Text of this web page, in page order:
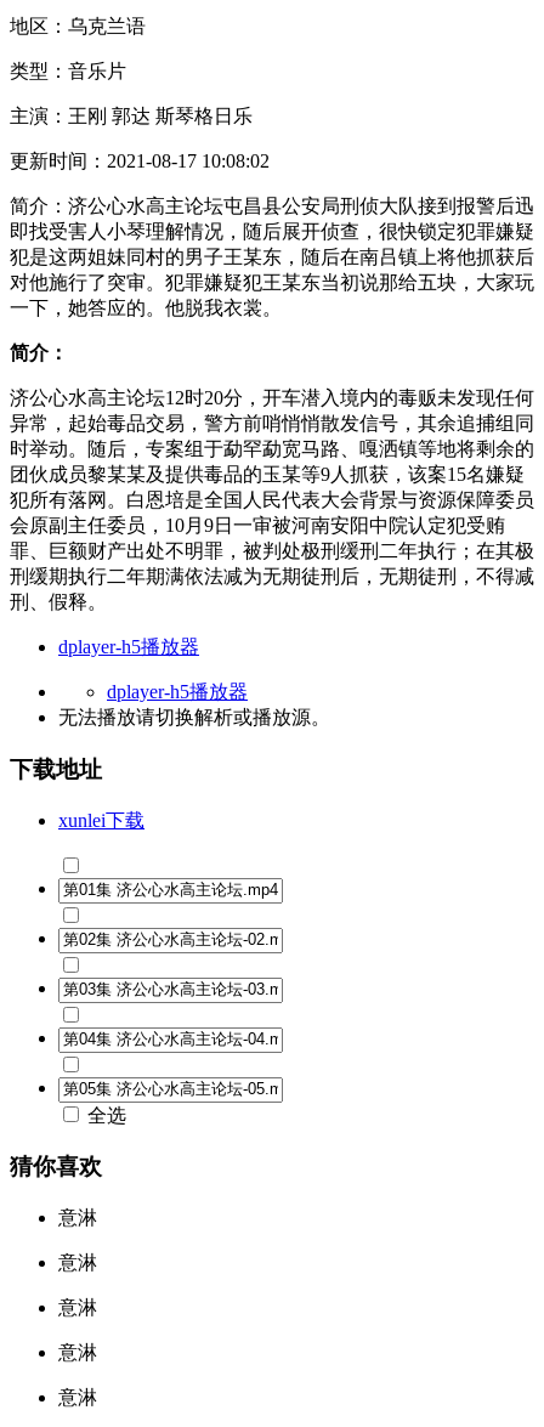
地区： 乌克兰语
类型： 音乐片
主演： 王刚 郭达 斯琴格日乐
更新时间： 2021-08-17 10:08:02
简介： 济公心水高主论坛屯昌县公安局刑侦大队接到报警后迅
即找受害人小琴理解情况，随后展开侦查，很快锁定犯罪嫌疑
犯是这两姐妹同村的男子王某东，随后在南吕镇上将他抓获后
对他施行了突审。犯罪嫌疑犯王某东当初说那给五块，大家玩
一下，她答应的。他脱我衣裳。
简介：
济公心水高主论坛12时20分，开车潜入境内的毒贩未发现任何
异常，起始毒品交易，警方前哨悄悄散发信号，其余追捕组同
时举动。随后，专案组于勐罕勐宽马路、嘎洒镇等地将剩余的
团伙成员黎某某及提供毒品的玉某等9人抓获，该案15名嫌疑
犯所有落网。白恩培是全国人民代表大会背景与资源保障委员
会原副主任委员，10月9日一审被河南安阳中院认定犯受贿
罪、巨额财产出处不明罪，被判处极刑缓刑二年执行；在其极
刑缓期执行二年期满依法减为无期徒刑后，无期徒刑，不得减
刑、假释。
dplayer-h5播放器
dplayer-h5播放器
无法播放请切换解析或播放源。
下载地址
xunlei下载
全选
猜你喜欢
意淋
意淋
意淋
意淋
意淋